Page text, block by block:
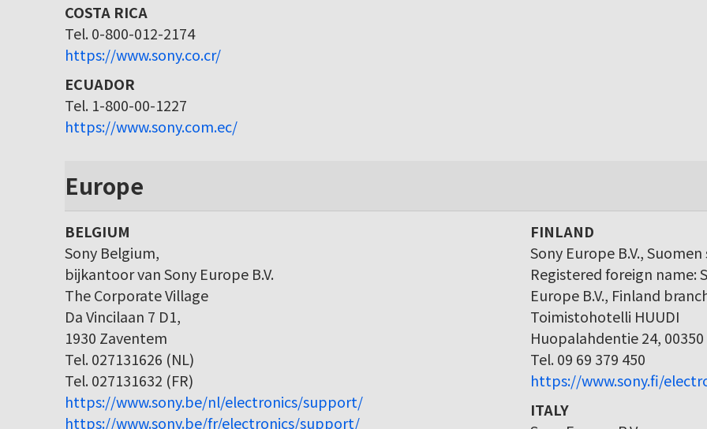
COSTA RICA
Tel. 0-800-012-2174
https://www.sony.co.cr/
ECUADOR
Tel. 1-800-00-1227
https://www.sony.com.ec/
Europe
BELGIUM
Sony Belgium,
bijkantoor van Sony Europe B.V.
The Corporate Village
Da Vincilaan 7 D1,
1930 Zaventem
Tel. 027131626 (NL)
Tel. 027131632 (FR)
https://www.sony.be/nl/electronics/support/
https://www.sony.be/fr/electronics/support/
FINLAND
Sony Europe B.V.,
Registered foreign name:
Europe B.V., Finland
Toimistohotelli HUUDI
Huopalahdentie 24,
Tel. 09 69 379 450
https://www.sony.fi/
ITALY